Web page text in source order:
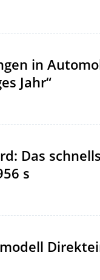
in
Jahr“
Das
s